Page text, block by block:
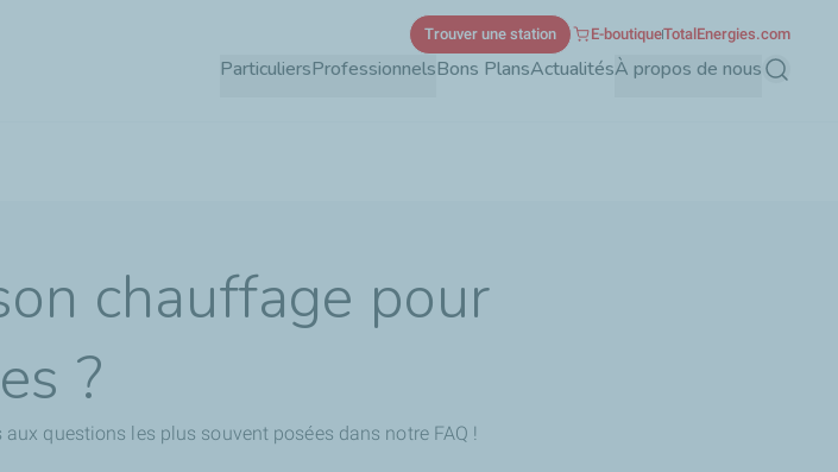
ParticuliersProfessionnelsBons PlansActualitésÀ propos de nous
Trouver une station E-boutiqueTotalEnergies.com
chauffage pour
?
questions les plus souvent posées dans notre FAQ !